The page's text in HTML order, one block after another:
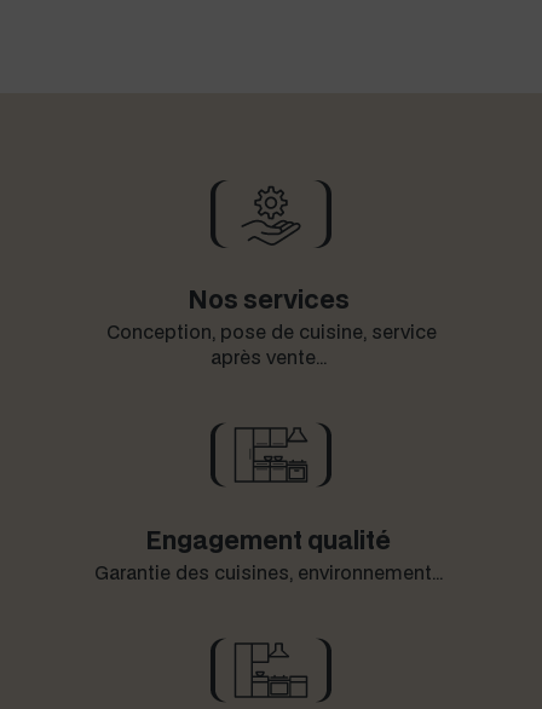
Nos services
Con­cep­tion, pose de cui­sine, ser­vice
après vente…
Engagement qualité
Garantie des cuisines, environnement…